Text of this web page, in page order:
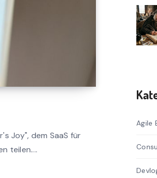
Joy", dem SaaS für
teilen....
Agile